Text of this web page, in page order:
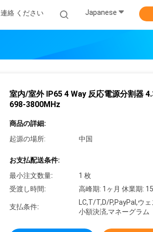
連絡 ください Japanese
室内/室外 IP65 4 Way 反応電源分割器
698-3800MHz
商品の詳細:
起源の場所:
中国
お支払配送条件:
最小注文数量:
1 枚
受渡し時間:
高峰期: 1ヶ月 休業期:
支払条件:
LC,T/T,D/P,PayPal,ウ
小額決済,マネーグラム